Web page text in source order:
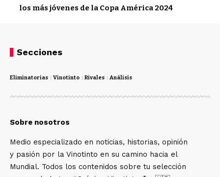
los más jóvenes de la Copa América 2024
Secciones
Eliminatorias Vinotinto Rivales Análisis
Sobre nosotros
Medio especializado en noticias, historias, opinión
y pasión por la Vinotinto en su camino hacia el
Mundial. Todos los contenidos sobre tu selección